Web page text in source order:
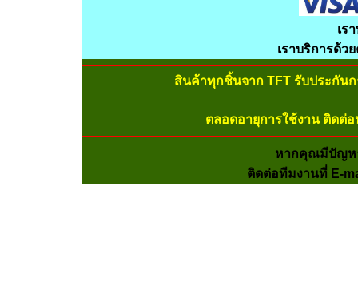
เร
เราบริการด้ว
สินค้าทุกชิ้นจาก TFT รับประกัน
ตลอดอายุการใช้งาน ติดต่
หากคุณมีปัญห
ติดต่อทีมงานที่ E-